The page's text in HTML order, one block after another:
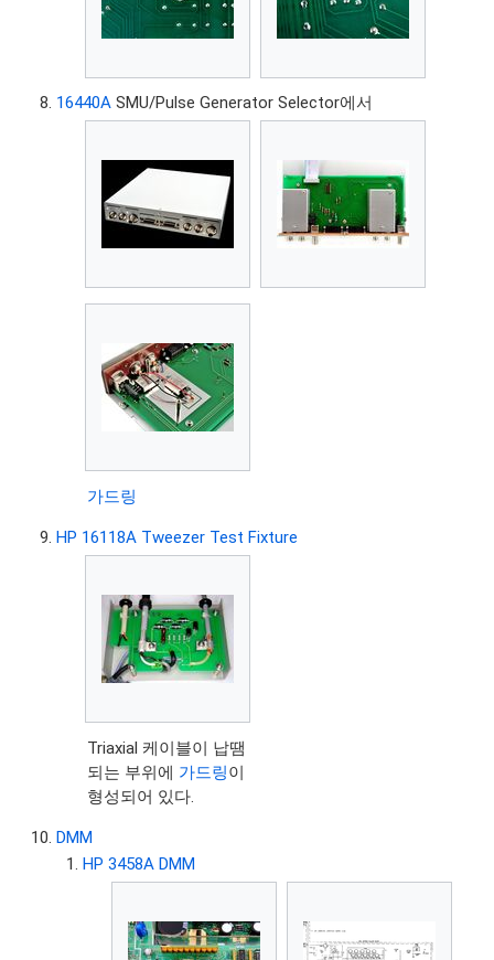
16440A SMU/Pulse Generator Selector에서
가드링
HP 16118A Tweezer Test Fixture
Triaxial 케이블이 납땜
되는 부위에 가드링이
형성되어 있다.
DMM
HP 3458A DMM